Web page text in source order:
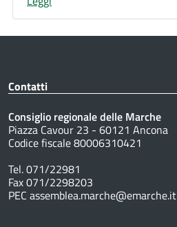
Contatti
Consiglio regionale delle Marche
Piazza Cavour 23 - 60121 Ancona
Codice fiscale 80006310421
Tel. 071/22981
Fax 071/2298203
PEC assemblea.marche@emarche.it